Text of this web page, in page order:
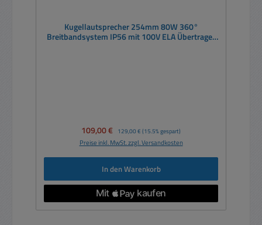
Kugellautsprecher 254mm 80W 360°
Breitbandsystem IP56 mit 100V ELA Übertrager
Verkaufspreis:
109,00 € Regulärer Preis:
129,00 € (15.5% gespart)
Preise inkl. MwSt. zzgl. Versandkosten
In den Warenkorb